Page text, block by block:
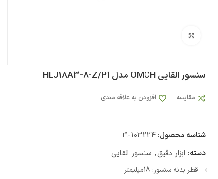
سنسور القایی OMCH مدل HLJ18A3-8-Z/P1
مقایسه افزودن به علاقه مندی
شناسه محصول: i9-103224
دسته: ابزار دقیق, سنسور القایی
قطر بدنه سنسور: 18میلیمتر